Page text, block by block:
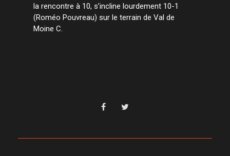
la rencontre à 10, s’incline lourdement 10-1
(Roméo Pouvreau) sur le terrain de Val de
Moine C.